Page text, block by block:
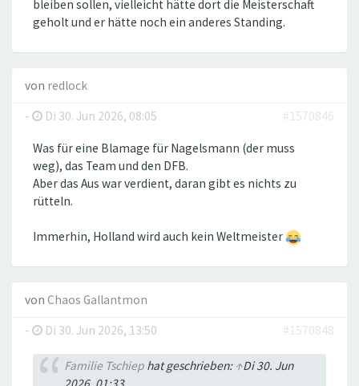
bleiben sollen, vielleicht hätte dort die Meisterschaft
geholt und er hätte noch ein anderes Standing.
von redlock
-
Di 30. Jun 2026, 08:05 #1570846
Was für eine Blamage für Nagelsmann (der muss
weg), das Team und den DFB.
Aber das Aus war verdient, daran gibt es nichts zu
rütteln.
Immerhin, Holland wird auch kein Weltmeister
von Chaos Gallantmon
-
Di 30. Jun 2026, 13:50 #1570848
Familie Tschiephat geschrieben: ↑Di 30. Jun